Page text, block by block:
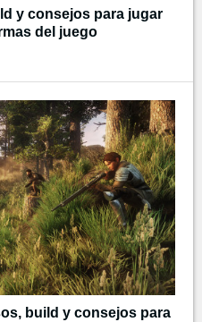
y consejos para jugar
del juego
build y consejos para